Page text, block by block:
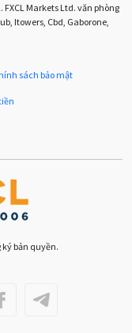
Cắt lỗ
Euro
FOMC
Markets Ltd. văn phòng
Itowers, Cbd, Gaborone,
sách bảo mật
ký bản quyền.